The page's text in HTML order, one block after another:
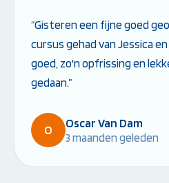
“Gisteren een fijne goed
cursus gehad van Jessica
goed, zo'n opfrissing en
gedaan.”
O
Oscar Van Dam
3 maanden geleden